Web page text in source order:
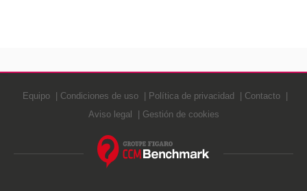
Equipo Condiciones de uso Política de privacidad
Contacto
Aviso legal
Gestión de cookies